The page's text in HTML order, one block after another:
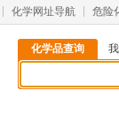
化学网址导航 危险
化学品查询